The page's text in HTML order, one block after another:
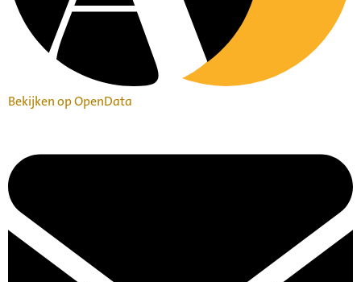
Bekijken op OpenData